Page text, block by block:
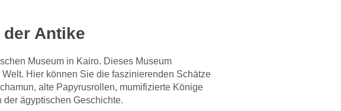
Antike
Museum in Kairo. Dieses Museum
Hier können Sie die faszinierenden Schätze
alte Papyrusrollen, mumifizierte Könige
ägyptischen Geschichte.